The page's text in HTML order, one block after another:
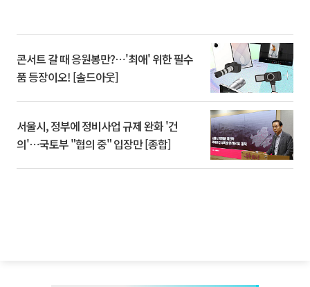
콘서트 갈 때 응원봉만?⋯'최애' 위한 필수
품 등장이오! [솔드아웃]
서울시, 정부에 정비사업 규제 완화 '건
의'⋯국토부 "협의 중" 입장만 [종합]